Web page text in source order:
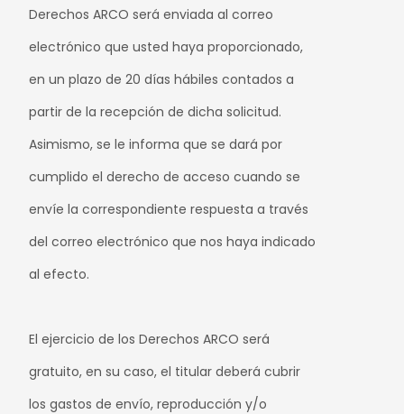
Derechos ARCO será enviada al correo
electrónico que usted haya proporcionado,
en un plazo de 20 días hábiles contados a
partir de la recepción de dicha solicitud.
Asimismo, se le informa que se dará por
cumplido el derecho de acceso cuando se
envíe la correspondiente respuesta a través
del correo electrónico que nos haya indicado
al efecto.
El ejercicio de los Derechos ARCO será
gratuito, en su caso, el titular deberá cubrir
los gastos de envío, reproducción y/o